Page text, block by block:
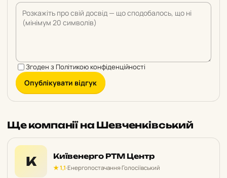
Згоден з Політикою конфіденційності
Опублікувати відгук
Ще компанії на Шевченківський
К Київенерго РТМ Центр
★ 1,1·Енергопостачання·Голосіївський